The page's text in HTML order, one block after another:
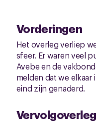
Vorderingen
Het overleg verliep
sfeer. Er waren veel
Avebe en de
melden dat we
eind zijn genaderd.
Vervolgoverleg